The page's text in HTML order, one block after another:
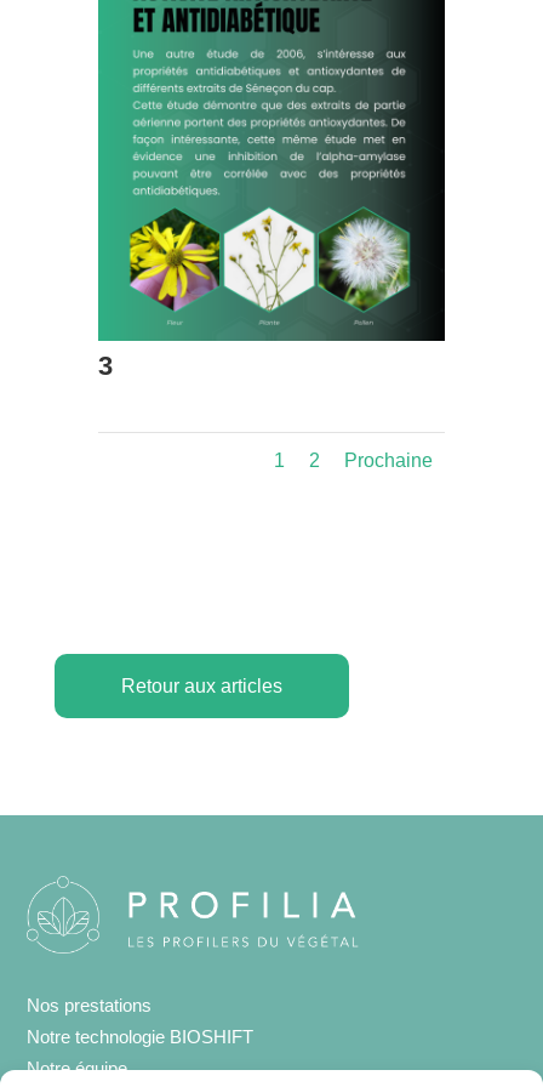
3
1 2 Prochaine
Retour aux articles
Nos prestations
Notre technologie BIOSHIFT
Notre équipe